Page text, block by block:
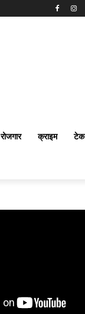
रोजगार क्राइम टेक